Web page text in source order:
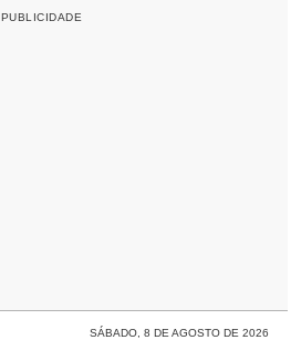
SÁBADO, 8 DE AGOSTO DE 2026